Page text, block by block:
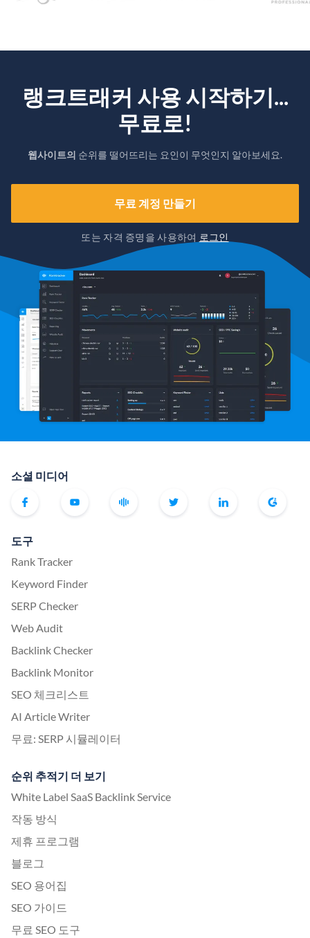
랭크트래커 사용 시작하기...
무료로!
웹사이트의 순위를 떨어뜨리는 요인이 무엇인지 알아보세요.
무료 계정 만들기
또는 자격 증명을 사용하여 로그인
소셜 미디어
도구
Rank Tracker
Keyword Finder
SERP Checker
Web Audit
Backlink Checker
Backlink Monitor
SEO 체크리스트
AI Article Writer
무료: SERP 시뮬레이터
순위 추적기 더 보기
White Label SaaS Backlink Service
작동 방식
제휴 프로그램
블로그
SEO 용어집
SEO 가이드
무료 SEO 도구